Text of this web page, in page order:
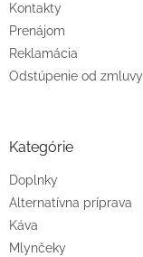
Kontakty
Prenájom
Reklamácia
Odstúpenie od zmluvy
Kategórie
Doplnky
Alternatívna príprava
Káva
Mlynčeky